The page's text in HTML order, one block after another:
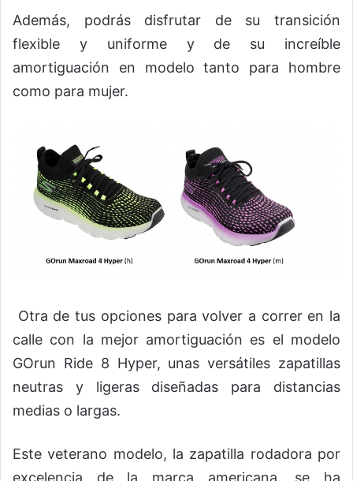
Además, podrás disfrutar de su transición
flexible y uniforme y de su increíble
amortiguación en modelo tanto para hombre
como para mujer.
Otra de tus opciones para volver a correr en la
calle con la mejor amortiguación es el modelo
GOrun Ride 8 Hyper, unas versátiles zapatillas
neutras y ligeras diseñadas para distancias
medias o largas.
Este veterano modelo, la zapatilla rodadora por